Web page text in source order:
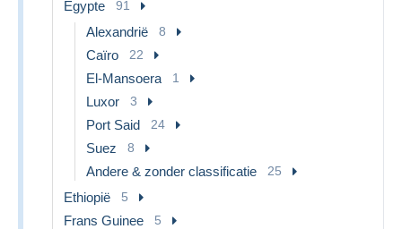
Egypte 91
Alexandrië 8
Caïro 22
El-Mansoera 1
Luxor 3
Port Said 24
Suez 8
Andere & zonder classificatie 25
Ethiopië 5
Frans Guinee 5